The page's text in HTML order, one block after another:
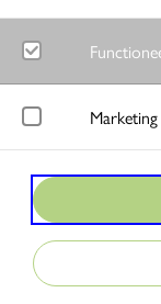
Noodzakelijk
Google Analytics
Matomo
LinkedIn
Meet gedrag van
Google Ads
Bij interactie